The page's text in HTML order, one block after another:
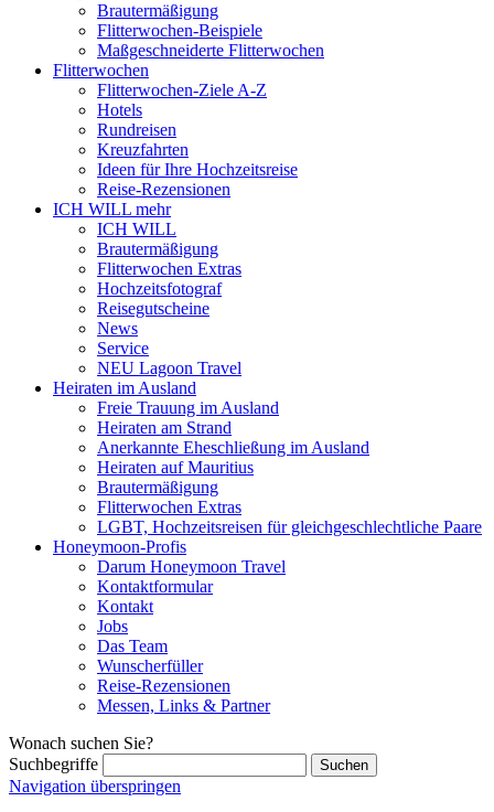
Brautermäßigung
Flitterwochen-Beispiele
Maßgeschneiderte Flitterwochen
Flitterwochen
Flitterwochen-Ziele A-Z
Hotels
Rundreisen
Kreuzfahrten
Ideen für Ihre Hochzeitsreise
Reise-Rezensionen
ICH WILL mehr
ICH WILL
Brautermäßigung
Flitterwochen Extras
Hochzeitsfotograf
Reisegutscheine
News
Service
NEU Lagoon Travel
Heiraten im Ausland
Freie Trauung im Ausland
Heiraten am Strand
Anerkannte Eheschließung im Ausland
Heiraten auf Mauritius
Brautermäßigung
Flitterwochen Extras
LGBT, Hochzeitsreisen für gleichgeschlechtliche Paare
Honeymoon-Profis
Darum Honeymoon Travel
Kontaktformular
Kontakt
Jobs
Das Team
Wunscherfüller
Reise-Rezensionen
Messen, Links & Partner
Wonach suchen Sie?
Suchbegriffe
Navigation überspringen